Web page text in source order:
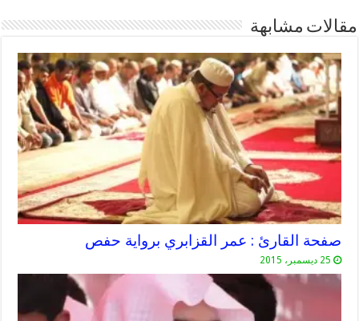
مقالات مشابهة
صفحة القارئ : عمر القزابري برواية حفص
25 ديسمبر، 2015